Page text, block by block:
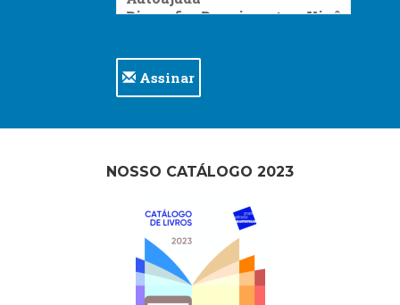
Assinar
NOSSO CATÁLOGO 2023